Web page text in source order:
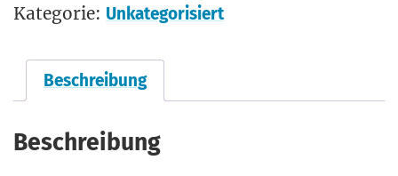
Kategorie: Unkategorisiert
Beschreibung
Beschreibung